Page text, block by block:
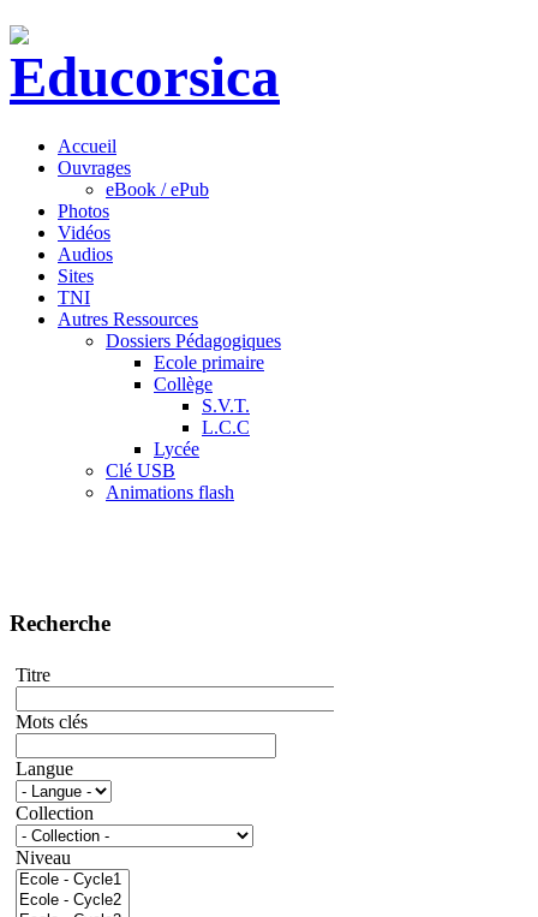
Accueil
Ouvrages
eBook / ePub
Photos
Vidéos
Audios
Sites
TNI
Autres Ressources
Dossiers Pédagogiques
Ecole primaire
Collège
S.V.T.
L.C.C
Lycée
Clé USB
Animations flash
Recherche
Titre
Mots clés
Langue
Collection
Niveau